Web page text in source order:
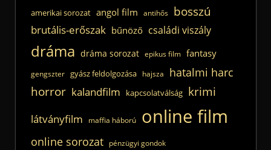
amerikai sorozat angol film antihős bosszú
brutális-erőszak bűnöző családi viszály
dráma dráma sorozat epikus film fantasy
gengszter gyász feldolgozása hajsza hatalmi harc
horror kalandfilm kapcsolatválság krimi
látványfilm maffia háború online film
online sorozat pénzügyi gondok